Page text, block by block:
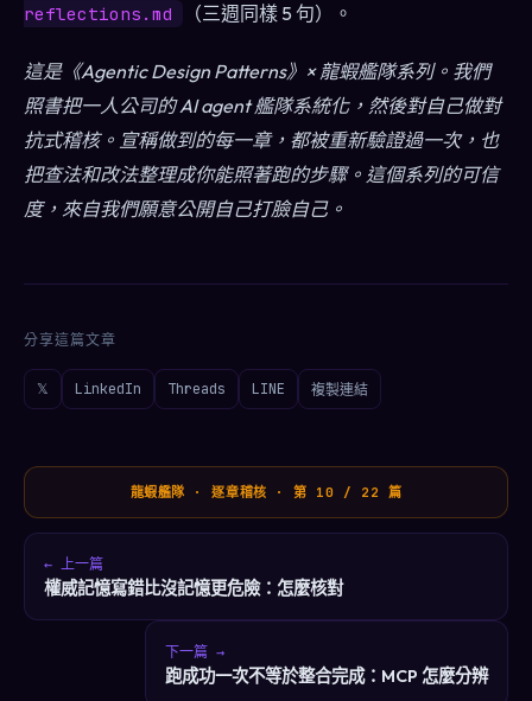
reflections.md
（三週同樣 5 句）。
這是《Agentic Design Patterns》× 龍蝦艦隊系列。我們
照書把一人公司的 AI agent 艦隊系統化，然後對自己做對
抗式稽核。宣稱做到的每一章，都被重新驗證過一次，也
把查法和改法整理成你能照著跑的步驟。這個系列的可信
度，來自我們願意公開自己打臉自己。
分享這篇文章
𝕏 LinkedIn Threads LINE 複製連結
龍蝦艦隊 · 逐章稽核 · 第 10 / 22 篇
← 上一篇
權威記憶寫錯比沒記憶更危險：怎麼核對
下一篇 →
跑成功一次不等於整合完成：MCP 怎麼分辨